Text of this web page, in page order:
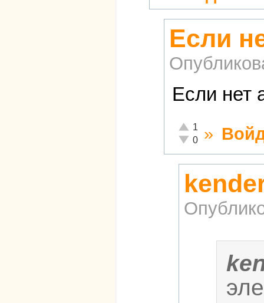
Если
Если нет
Отлично!
1
Неадекватно!
0 »